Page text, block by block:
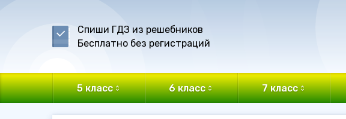
Спиши ГДЗ из решебников
Бесплатно без регистраций
5 класс 6 класс 7 класс